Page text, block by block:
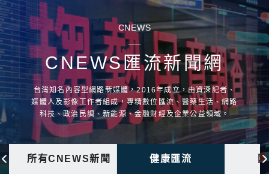
CNEWS
CNEWS匯流新聞網
台灣知名內容型網路新媒體，2016年成立，由資深記者、
媒體人及影像工作者組成，專精數位匯流、醫藥生活、網路
科技、政治民調、新能源、金融財經及企業公益領域。
所有CNEWS新聞 健康匯流